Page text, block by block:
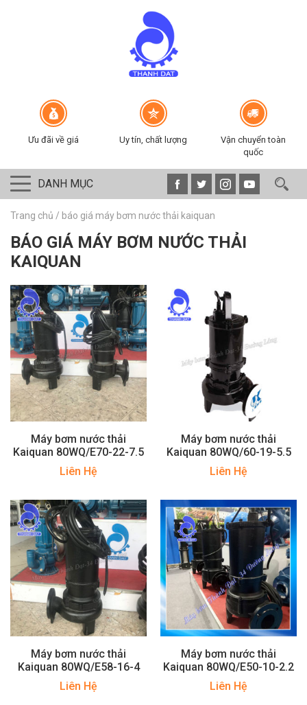
Ưu đãi về giá Uy tín, chất lượng
Vận chuyển toàn
quốc
DANH MỤC
Trang chủ / báo giá máy bơm nước thải kaiquan
BÁO GIÁ MÁY BƠM NƯỚC THẢI
KAIQUAN
Máy bơm nước thải
Kaiquan 80WQ/E70-22-7.5
Liên Hệ
Máy bơm nước thải
Kaiquan 80WQ/60-19-5.5
Liên Hệ
Máy bơm nước thải
Kaiquan 80WQ/E58-16-4
Liên Hệ
Máy bơm nước thải
Kaiquan 80WQ/E50-10-2.2
Liên Hệ